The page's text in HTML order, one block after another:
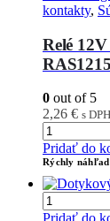
kontakty,
Relé
0 out of 5
2,26 € s DPH
Pridať do
Rýchly náhľad